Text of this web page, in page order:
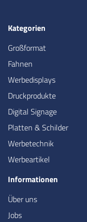
Kategorien
Großformat
Fahnen
Werbedisplays
Druckprodukte
Digital Signage
Platten & Schilder
Werbetechnik
Werbeartikel
Informationen
Über uns
Jobs